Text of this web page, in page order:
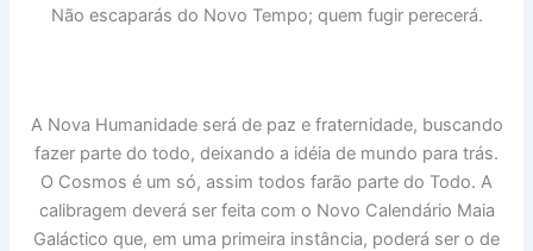
Não escaparás do Novo Tempo; quem fugir perecerá.
A Nova Humanidade será de paz e fraternidade, buscando
fazer parte do todo, deixando a idéia de mundo para trás.
O Cosmos é um só, assim todos farão parte do Todo. A
calibragem deverá ser feita com o Novo Calendário Maia
Galáctico que, em uma primeira instância, poderá ser o de